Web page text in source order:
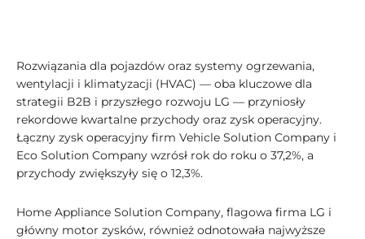
Rozwiązania dla pojazdów oraz systemy ogrzewania,
wentylacji i klimatyzacji (HVAC) — oba kluczowe dla
strategii B2B i przyszłego rozwoju LG — przyniosły
rekordowe kwartalne przychody oraz zysk operacyjny.
Łączny zysk operacyjny firm Vehicle Solution Company i
Eco Solution Company wzrósł rok do roku o 37,2%, a
przychody zwiększyły się o 12,3%.
Home Appliance Solution Company, flagowa firma LG i
główny motor zysków, również odnotowała najwyższe